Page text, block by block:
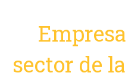
sector de